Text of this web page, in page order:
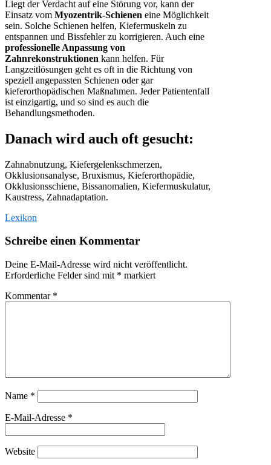
Liegt der Verdacht auf eine Störung vor, kann der
Einsatz vom Myozentrik-Schienen eine Möglichkeit
sein. Solche Schienen helfen, Kiefermuskeln zu
entspannen und Bissfehler zu korrigieren. Auch eine
professionelle Anpassung von
Zahnrekonstruktionen kann helfen. Für
Langzeitlösungen geht es oft in die Richtung von
speziell angepassten Schienen oder gar
kieferorthopädischen Maßnahmen. Jeder Patientenfall
ist einzigartig, und so sind es auch die
Behandlungsmethoden.
Danach wird auch oft gesucht:
Zahnabnutzung, Kiefergelenkschmerzen,
Okklusionsanalyse, Bruxismus, Kieferorthopädie,
Okklusionsschiene, Bissanomalien, Kiefermuskulatur,
Kaustress, Zahnadaptation.
Lexikon
Schreibe einen Kommentar
Deine E-Mail-Adresse wird nicht veröffentlicht.
Erforderliche Felder sind mit * markiert
Kommentar *
Name *
E-Mail-Adresse *
Website